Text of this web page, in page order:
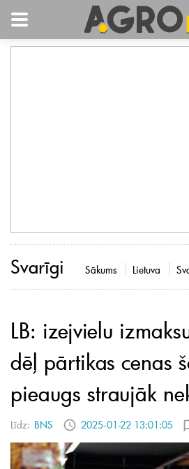
Svarīgi Sākums Lietuva
LB: izejvielu
dēļ pārtikas cenas
pieaugs straujāk
Līdz: BNS 2025-01-22 13:01:05